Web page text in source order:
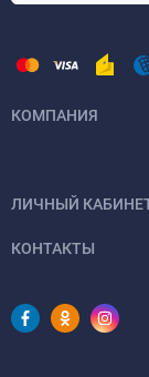
КОМПАНИЯ
ЛИЧНЫЙ
КОНТАКТЫ